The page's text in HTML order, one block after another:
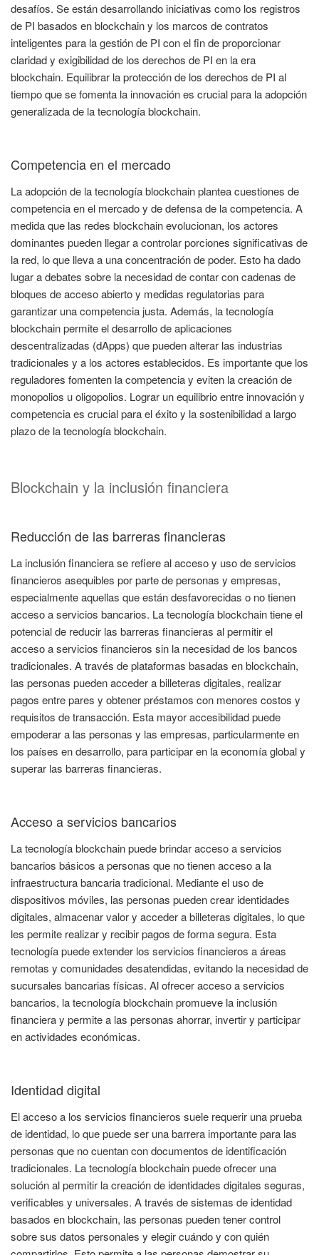
desafíos. Se están desarrollando iniciativas como los registros
de PI basados en blockchain y los marcos de contratos
inteligentes para la gestión de PI con el fin de proporcionar
claridad y exigibilidad de los derechos de PI en la era
blockchain. Equilibrar la protección de los derechos de PI al
tiempo que se fomenta la innovación es crucial para la adopción
generalizada de la tecnología blockchain.
Competencia en el mercado
La adopción de la tecnología blockchain plantea cuestiones de
competencia en el mercado y de defensa de la competencia. A
medida que las redes blockchain evolucionan, los actores
dominantes pueden llegar a controlar porciones significativas de
la red, lo que lleva a una concentración de poder. Esto ha dado
lugar a debates sobre la necesidad de contar con cadenas de
bloques de acceso abierto y medidas regulatorias para
garantizar una competencia justa. Además, la tecnología
blockchain permite el desarrollo de aplicaciones
descentralizadas (dApps) que pueden alterar las industrias
tradicionales y a los actores establecidos. Es importante que los
reguladores fomenten la competencia y eviten la creación de
monopolios u oligopolios. Lograr un equilibrio entre innovación y
competencia es crucial para el éxito y la sostenibilidad a largo
plazo de la tecnología blockchain.
Blockchain y la inclusión financiera
Reducción de las barreras financieras
La inclusión financiera se refiere al acceso y uso de servicios
financieros asequibles por parte de personas y empresas,
especialmente aquellas que están desfavorecidas o no tienen
acceso a servicios bancarios. La tecnología blockchain tiene el
potencial de reducir las barreras financieras al permitir el
acceso a servicios financieros sin la necesidad de los bancos
tradicionales. A través de plataformas basadas en blockchain,
las personas pueden acceder a billeteras digitales, realizar
pagos entre pares y obtener préstamos con menores costos y
requisitos de transacción. Esta mayor accesibilidad puede
empoderar a las personas y las empresas, particularmente en
los países en desarrollo, para participar en la economía global y
superar las barreras financieras.
Acceso a servicios bancarios
La tecnología blockchain puede brindar acceso a servicios
bancarios básicos a personas que no tienen acceso a la
infraestructura bancaria tradicional. Mediante el uso de
dispositivos móviles, las personas pueden crear identidades
digitales, almacenar valor y acceder a billeteras digitales, lo que
les permite realizar y recibir pagos de forma segura. Esta
tecnología puede extender los servicios financieros a áreas
remotas y comunidades desatendidas, evitando la necesidad de
sucursales bancarias físicas. Al ofrecer acceso a servicios
bancarios, la tecnología blockchain promueve la inclusión
financiera y permite a las personas ahorrar, invertir y participar
en actividades económicas.
Identidad digital
El acceso a los servicios financieros suele requerir una prueba
de identidad, lo que puede ser una barrera importante para las
personas que no cuentan con documentos de identificación
tradicionales. La tecnología blockchain puede ofrecer una
solución al permitir la creación de identidades digitales seguras,
verificables y universales. A través de sistemas de identidad
basados en blockchain, las personas pueden tener control
sobre sus datos personales y elegir cuándo y con quién